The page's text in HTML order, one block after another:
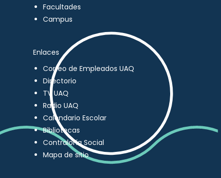
Facultades
Campus
Enlaces
Correo de Empleados UAQ
Directorio
TV UAQ
Radio UAQ
Calendario Escolar
Bibliotecas
Contraloría Social
Mapa de sitio